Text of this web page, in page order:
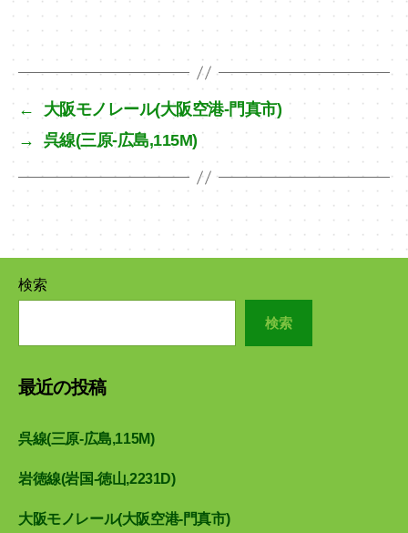
←
大阪モノレール(大阪空港-門真市)
→
呉線(三原-広島,115M)
検索
検索
最近の投稿
呉線(三原-広島,115M)
岩徳線(岩国-徳山,2231D)
大阪モノレール(大阪空港-門真市)